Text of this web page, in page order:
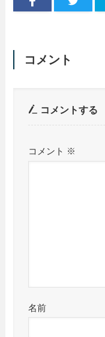
コメント
コメントする
コメント ※
名前